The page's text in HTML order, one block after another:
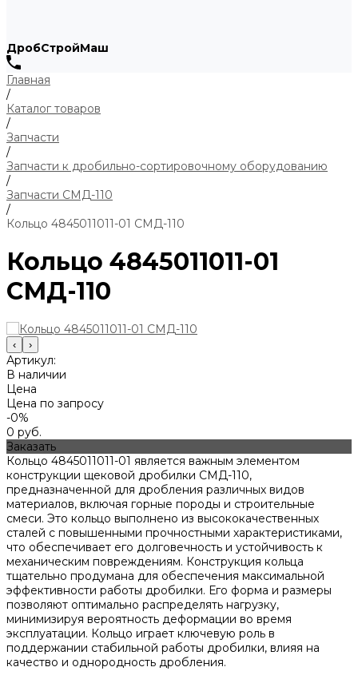
ДробСтройМаш
Главная
/
Каталог товаров
/
Запчасти
/
Запчасти к дробильно-сортировочному оборудованию
/
Запчасти СМД-110
/
Кольцо 4845011011-01 СМД-110
Кольцо 4845011011-01
СМД-110
‹ ›
Артикул:
В наличии
Цена
Цена по запросу
-0%
0 руб.
Заказать
Кольцо 4845011011-01 является важным элементом
конструкции щековой дробилки СМД-110,
предназначенной для дробления различных видов
материалов, включая горные породы и строительные
смеси. Это кольцо выполнено из высококачественных
сталей с повышенными прочностными характеристиками,
что обеспечивает его долговечность и устойчивость к
механическим повреждениям. Конструкция кольца
тщательно продумана для обеспечения максимальной
эффективности работы дробилки. Его форма и размеры
позволяют оптимально распределять нагрузку,
минимизируя вероятность деформации во время
эксплуатации. Кольцо играет ключевую роль в
поддержании стабильной работы дробилки, влияя на
качество и однородность дробления.